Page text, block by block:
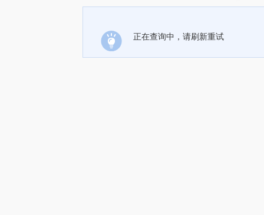
正在查询中，请刷新重试